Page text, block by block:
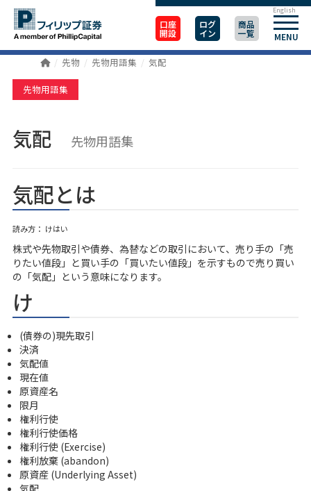
口座
開設
ログ
イン
商品
一覧 MENU
English
先物 先物用語集 気配
先物用語集
気配 先物用語集
気配とは
読み方： けはい
株式や先物取引や債券、為替などの取引において、売り手の「売
りたい値段」と買い手の「買いたい値段」を示すもので売り買い
の「気配」という意味になります。
け
(債券の)現先取引
決済
気配値
現在値
原資産名
限月
権利行使
権利行使価格
権利行使 (Exercise)
権利放棄 (abandon)
原資産 (Underlying Asset)
気配